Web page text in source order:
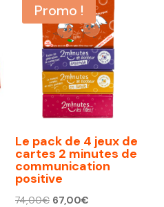
Promo !
Le pack de 4 jeux de
cartes 2 minutes de
communication
positive
74,00€ Le
67,00€Le